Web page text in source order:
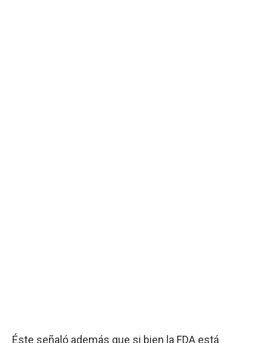
Éste señaló además que si bien la FDA está